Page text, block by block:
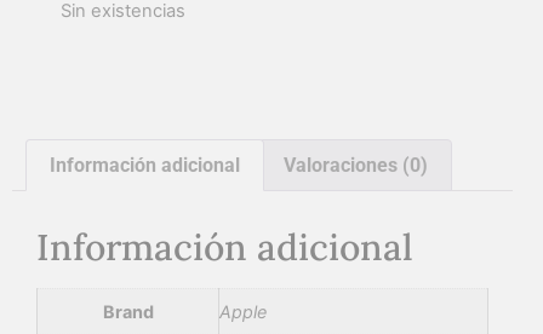
Sin existencias
Información adicional Valoraciones (0)
Información adicional
Brand Apple